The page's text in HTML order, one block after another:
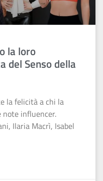
la loro
del Senso della
la felicità a chi la
note influencer.
Ilaria Macrì, Isabel